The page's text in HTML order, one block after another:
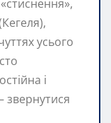
«стиснення»,
усього
і
звернутися